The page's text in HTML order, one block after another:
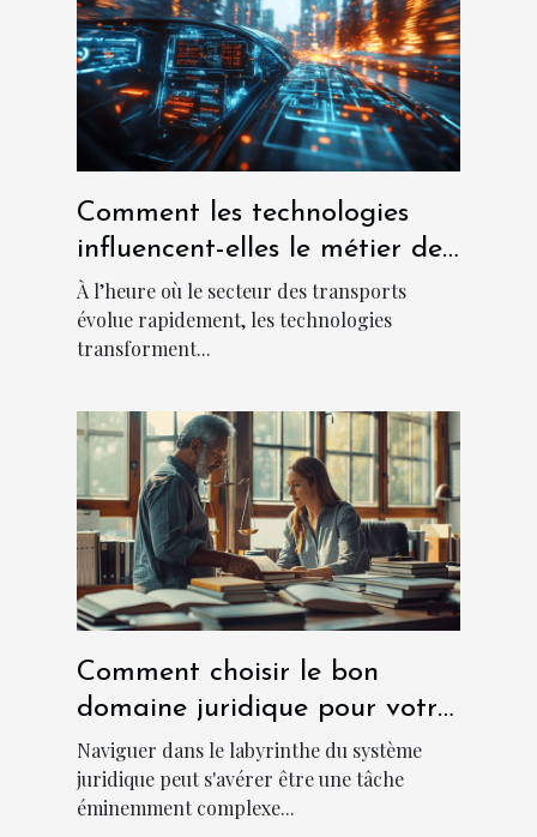
Comment les technologies
influencent-elles le métier de
chauffeur ?
À l’heure où le secteur des transports
évolue rapidement, les technologies
transforment...
Comment choisir le bon
domaine juridique pour votre
cas ?
Naviguer dans le labyrinthe du système
juridique peut s'avérer être une tâche
éminemment complexe...